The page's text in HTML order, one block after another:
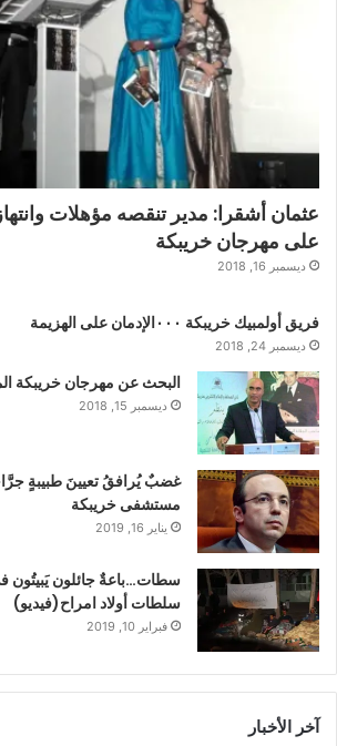
عثمان أشقرا: مدير تنقصه مؤهلات
على مهرجان خريبكة
ديسمبر 16, 2018
فريق أولمبيك خريبكة ٠٠٠الإدمان على الهزيمة
ديسمبر 24, 2018
البحث عن مهرجان خريبكة
ديسمبر 15, 2018
غضبٌ يُرافقُ تعيينَ طبيبةٍ
مستشفى خريبكة
يناير 16, 2019
سطات…باعةٌ جائلون يَبيتُون
سلطات أولاد امراح(فيديو)
فبراير 10, 2019
آخر الأخبار